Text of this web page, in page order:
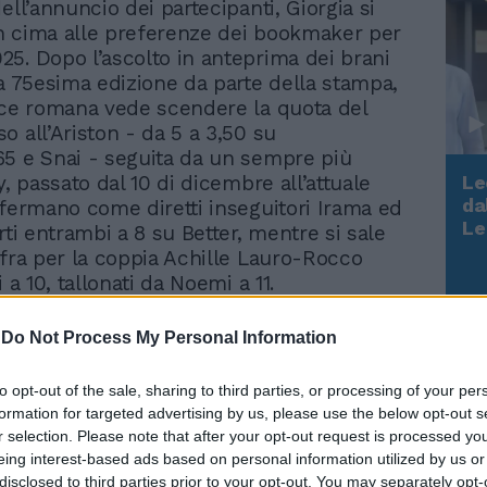
Do Not Process My Personal Information
opt-out of the sale, sharing to third parties, or processing of your
for targeted advertising by us, please use the below opt-out
selection. Please note that after your opt-out request is processed
interest-based ads based on personal information utilized by us
to third parties prior to your opt-out. You may separately
dei partecipanti, Giorgia si
cima alle preferenze dei bookmaker per
Dopo l’ascolto in anteprima dei brani
75esima edizione da parte della stampa,
romana vede scendere la quota del
all’Ariston - da 5 a 3,50 su
e Snai - seguita da un sempre più
passato dal 10 di dicembre all’attuale
come diretti inseguitori Irama ed
entrambi a 8 su Better, mentre si sale
per la coppia Achille Lauro-Rocco
10, tallonati da Noemi a 11.
Rudy Giuliani a Come States?
Trump, Meloni e la strategia
americana